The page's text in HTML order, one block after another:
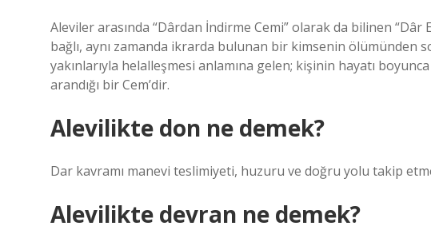
Aleviler arasında “Dârdan İndirme Cemi” olarak da bilinen “Dâr
bağlı, aynı zamanda ikrarda bulunan bir kimsenin ölümünden
yakınlarıyla helalleşmesi anlamına gelen; kişinin hayatı
arandığı bir Cem’dir.
Alevilikte don ne demek?
Dar kavramı manevi teslimiyeti, huzuru ve doğru yolu takip
Alevilikte devran ne demek?